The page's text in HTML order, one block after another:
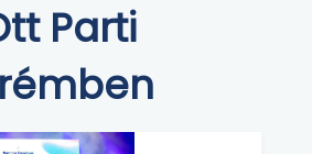
Parti